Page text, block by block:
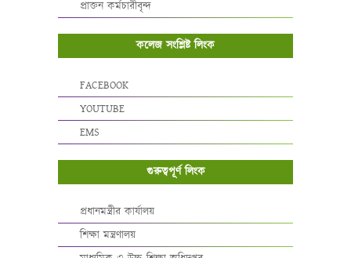
প্রাক্তন কর্মচারীবৃন্দ
কলেজ সংশ্লিষ্ট লিংক
FACEBOOK
YOUTUBE
EMS
গুরুত্বপূর্ণ লিংক
প্রধানমন্ত্রীর কার্যালয়
শিক্ষা মন্ত্রণালয়